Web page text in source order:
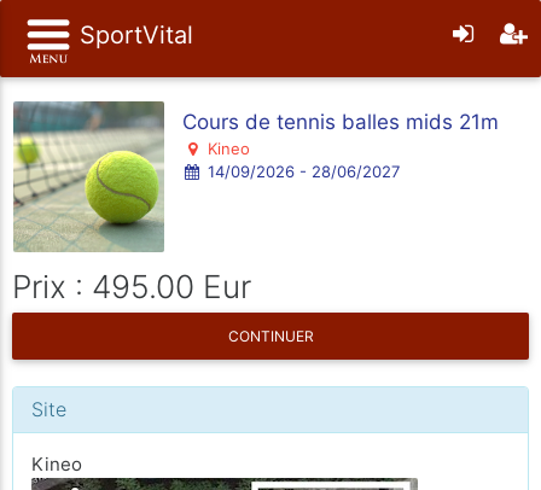
SportVital
Cours de tennis balles mids 21m
Kineo
14/09/2026 - 28/06/2027
Prix : 495.00 Eur
CONTINUER
Site
Kineo